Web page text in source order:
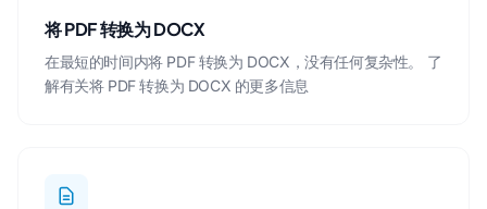
将 PDF 转换为 DOCX
在最短的时间内将 PDF 转换为 DOCX，没有任何复杂性。 了
解有关将 PDF 转换为 DOCX 的更多信息